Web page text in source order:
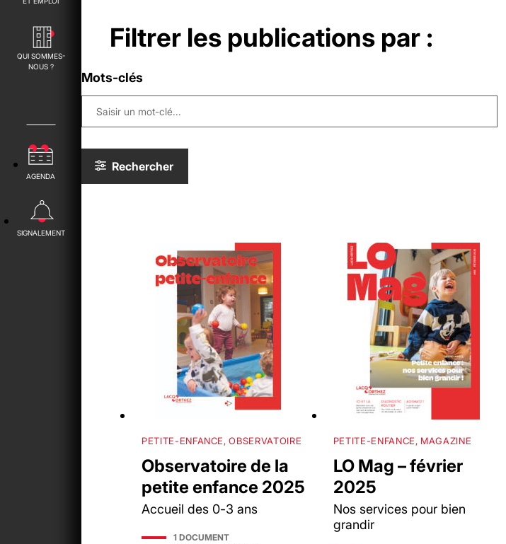
QUI SOMMES-
NOUS ?
AGENDA
SIGNALEMENT
Filtrer les publications par :
Mots-clés
Rechercher
PETITE-ENFANCE, OBSERVATOIRE
Observatoire de la
petite enfance 2025
Accueil des 0-3 ans
1 DOCUMENT
PETITE-ENFANCE, MAGAZINE
LO Mag – février
2025
Nos services pour bien
grandir